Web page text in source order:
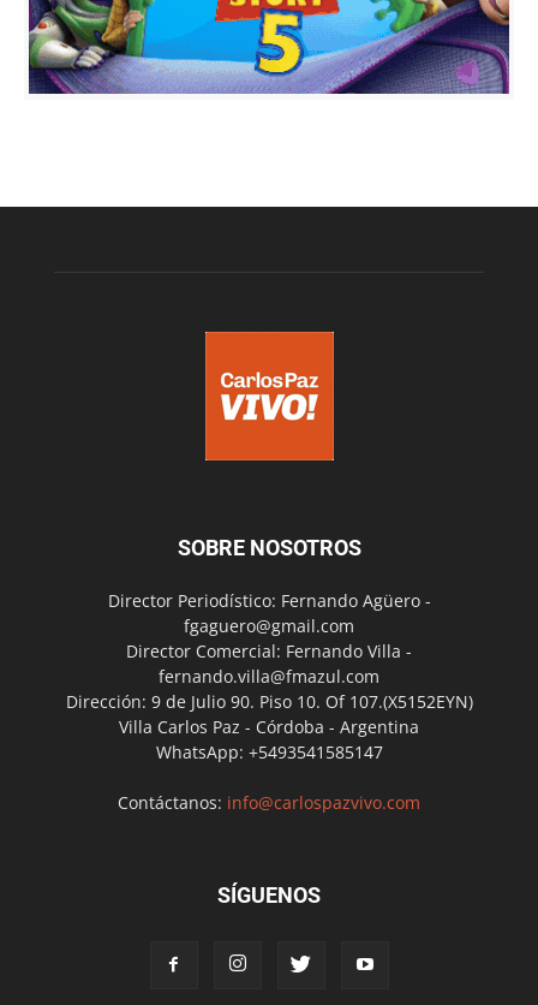
SOBRE NOSOTROS
Director Periodístico: Fernando Agüero -
fgaguero@gmail.com
Director Comercial: Fernando Villa -
fernando.villa@fmazul.com
Dirección: 9 de Julio 90. Piso 10. Of 107.(X5152EYN)
Villa Carlos Paz - Córdoba - Argentina
WhatsApp: +5493541585147
Contáctanos: info@carlospazvivo.com
SÍGUENOS